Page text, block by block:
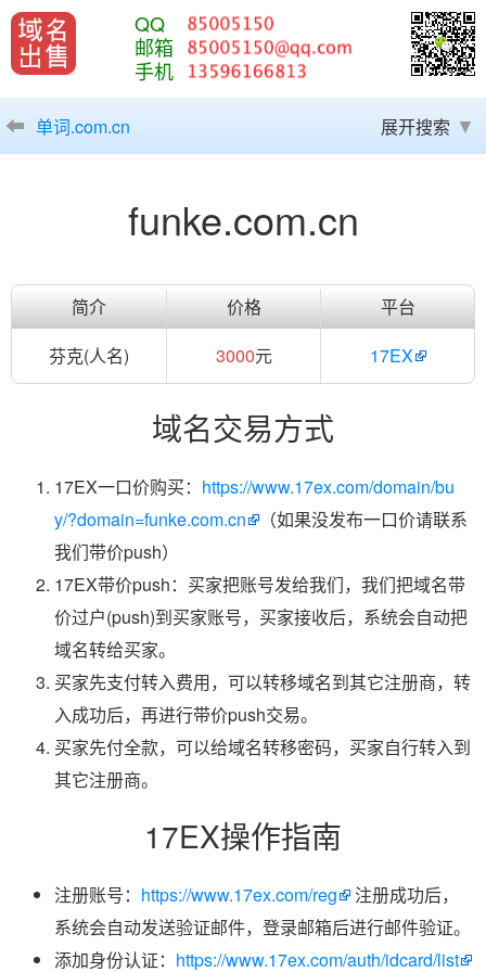
QQ
邮箱
手机
单词.com.cn 展开搜索
funke.com.cn
简介 价格
平台
芬克(人名)
3000元 17EX
域名交易方式
17EX一口价购买： https://www.17ex.com/domain/bu
y/?domain=funke.com.cn
（如果没发布一口价请联系
我们带价push）
17EX带价push：买家把账号发给我们，我们把域名带
价过户(push)到买家账号，买家接收后，系统会自动把
域名转给买家。
买家先支付转入费用，可以转移域名到其它注册商，转
入成功后，再进行带价push交易。
买家先付全款，可以给域名转移密码，买家自行转入到
其它注册商。
17EX操作指南
注册账号： https://www.17ex.com/reg
注册成功后，
系统会自动发送验证邮件，登录邮箱后进行邮件验证。
添加身份认证： https://www.17ex.com/auth/idcard/list